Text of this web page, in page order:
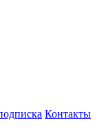
Контакты